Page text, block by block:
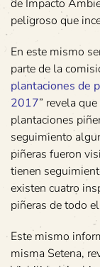
de Impacto
peligroso que
En este mismo
parte de la
plantaciones de
2017” revela
plantaciones
seguimiento
piñeras fueron
tienen
existen cuatro
piñeras de todo
Este mismo
misma Setena,